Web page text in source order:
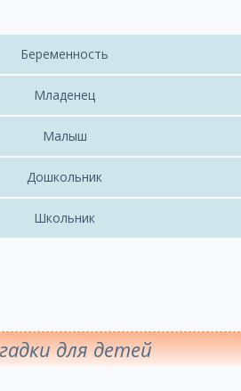
Беременность
Младенец
Малыш
Дошкольник
Школьник
для детей